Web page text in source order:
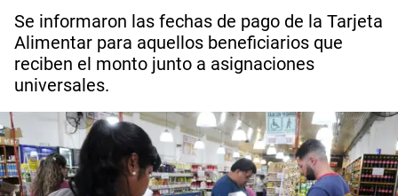
Se informaron las fechas de pago de la Tarjeta
Alimentar para aquellos beneficiarios que
reciben el monto junto a asignaciones
universales.